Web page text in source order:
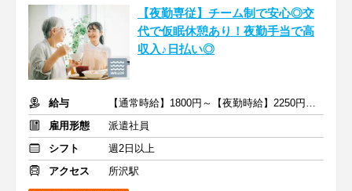
【夜勤専従】チーム制で安心◎交
代で仮眠休憩あり！夜勤手当で高
収入♪日払い◎
給与
【通常時給】1800円～【夜勤時給】2250円～ ＋交通費
雇用形態
派遣社員
シフト
週2日以上
アクセス
所沢駅